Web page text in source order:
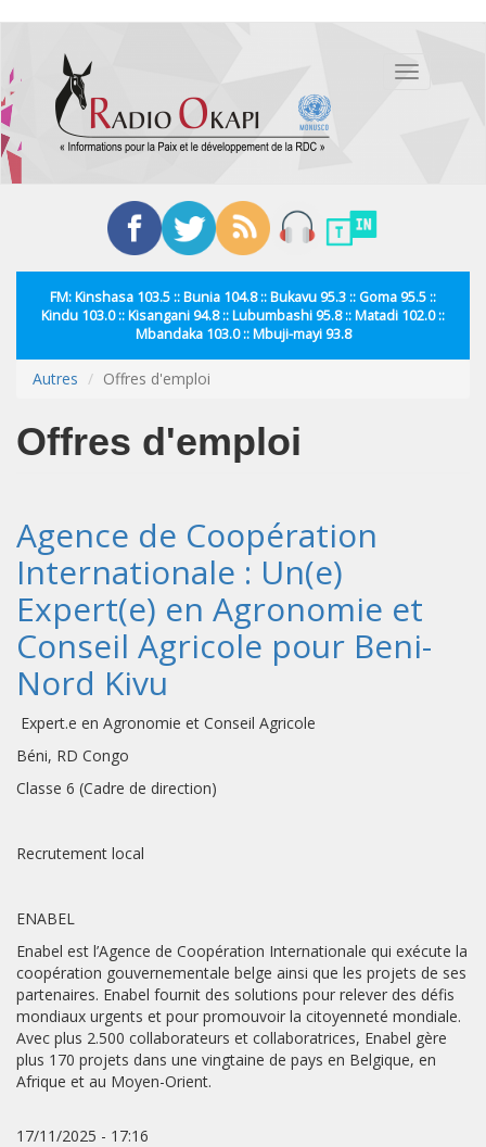
contenu
principal
Toggle
FM: Kinshasa 103.5 :: Bunia 104.8 :: Bukavu 95.3 :: Goma 95.5 ::
Kindu 103.0 :: Kisangani 94.8 :: Lubumbashi 95.8 :: Matadi 102.0 ::
Mbandaka 103.0 :: Mbuji-mayi 93.8
Autres Offres d'emploi
Offres d'emploi
Agence de Coopération
Internationale : Un(e)
Expert(e) en Agronomie et
Conseil Agricole pour Beni-
Nord Kivu
Expert.e en Agronomie et Conseil Agricole
Béni, RD Congo
Classe 6 (Cadre de direction)
Recrutement local
ENABEL
Enabel est l’Agence de Coopération Internationale qui exécute la
coopération gouvernementale belge ainsi que les projets de ses
partenaires. Enabel fournit des solutions pour relever des défis
mondiaux urgents et pour promouvoir la citoyenneté mondiale.
Avec plus 2.500 collaborateurs et collaboratrices, Enabel gère
plus 170 projets dans une vingtaine de pays en Belgique, en
Afrique et au Moyen-Orient.
17/11/2025 - 17:16